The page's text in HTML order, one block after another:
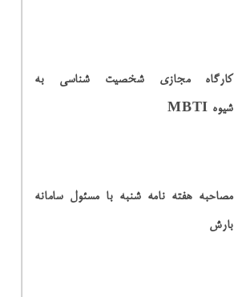
کارگاه مجازی شخصیت شناسی به
شیوه MBTI
مصاحبه هفته نامه شنبه با مسئول سامانه
بارش